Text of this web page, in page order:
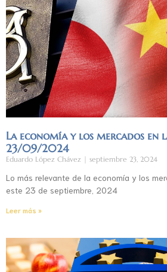
La economía y los mercados
23/09/2024
Eduardo López Chávez septiembre 23, 2024
Lo más relevante de la economía y los
este 23 de septiembre, 2024
Leer más »